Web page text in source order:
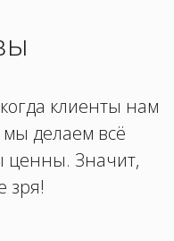
клиенты нам
делаем всё
ценны. Значит,
зря!